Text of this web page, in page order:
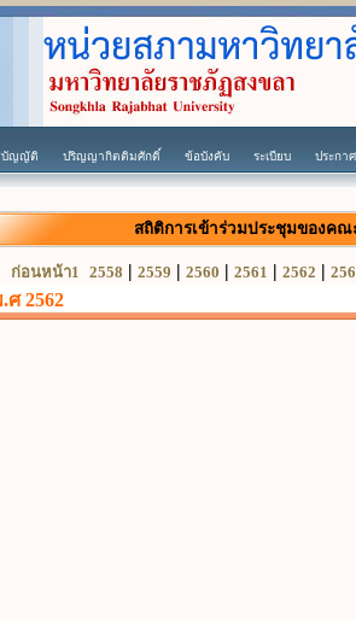
บัญญัติ ปริญญากิตติมศักดิ์ ข้อบังคับ ระเบียบ ประกาศ
สถิติการเข้าร่วมประชุมของค
ก่อนหน้า1 2558 | 2559 | 2560 | 2561 | 2562 |
ศ 2562